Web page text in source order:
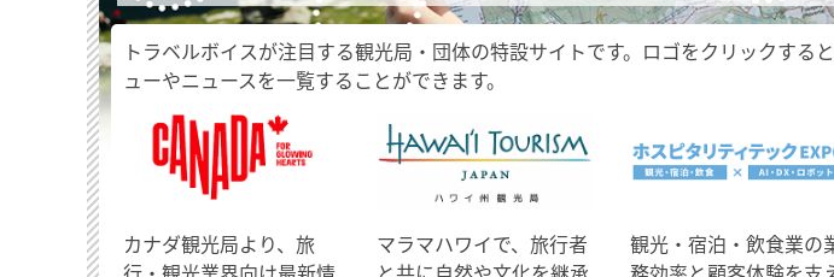
トラベルボイスが注目する観光局・団体の特設サイトです。ロゴをクリックする
ューやニュースを一覧することができます。
​カナダ観光局より、旅
マラマハワイで、旅行者
観光・宿泊・飲食業の